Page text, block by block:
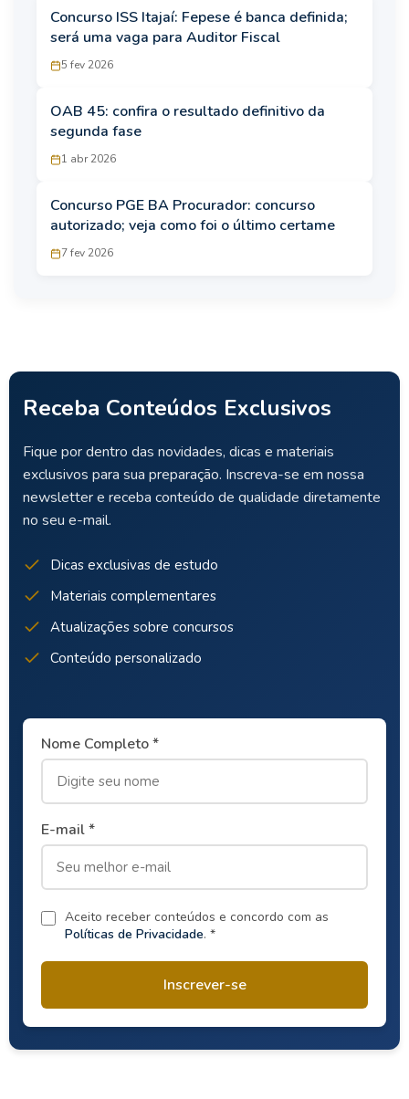
Concurso ISS Itajaí: Fepese é banca definida;
será uma vaga para Auditor Fiscal
5 fev 2026
OAB 45: confira o resultado definitivo da
segunda fase
1 abr 2026
Concurso PGE BA Procurador: concurso
autorizado; veja como foi o último certame
7 fev 2026
Receba Conteúdos Exclusivos
Fique por dentro das novidades, dicas e materiais
exclusivos para sua preparação. Inscreva-se em nossa
newsletter e receba conteúdo de qualidade diretamente
no seu e-mail.
Dicas exclusivas de estudo
Materiais complementares
Atualizações sobre concursos
Conteúdo personalizado
Nome Completo *
E-mail *
Aceito receber conteúdos e concordo com as
Políticas de Privacidade. *
Inscrever-se